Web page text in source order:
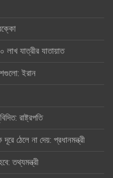
লাখ যাত্রীর যাতায়াত
ইরান
রাষ্ট্রপতি
ঠেলে না দেয়: প্রধানমন্ত্রী
তথ্যমন্ত্রী